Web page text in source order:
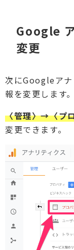
Google
変更
次にGoogleアナ
報を変更します。
〈管理〉→〈プ
変更できます。